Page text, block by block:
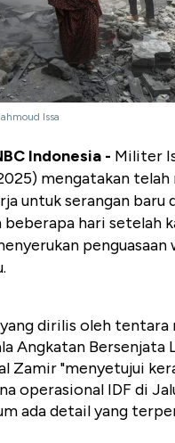
Issa
Indonesia - Militer
mengatakan
untuk serangan baru
beberapa hari setelah
penguasaan
dirilis oleh tentara
Angkatan Bersenjata
Zamir "menyetujui
operasional IDF di
ada detail yang